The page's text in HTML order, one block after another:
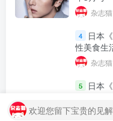
杂志猫
4
日本
性美食生
阅】【
杂志猫
5
日本
杂志猫
欢迎您留下宝贵的见解